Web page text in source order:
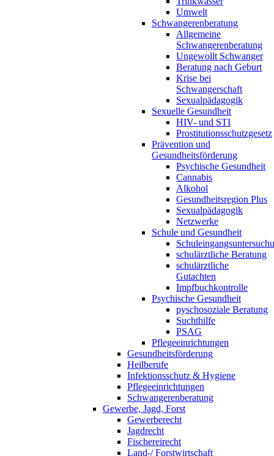
Umwelt
Schwangerenberatung
Allgemeine
Schwangerenberatung
Ungewollt Schwanger
Beratung nach Geburt
Krise bei
Schwangerschaft
Sexualpädagogik
Sexuelle Gesundheit
HIV- und STI
Prostitutionsschutzgesetz
Prävention und
Gesundheitsförderung
Psychische Gesundheit
Cannabis
Alkohol
Gesundheitsregion Plus
Sexualpädagogik
Netzwerke
Schule und Gesundheit
schulärztliche Beratung
schulärztliche
Gutachten
Impfbuchkontrolle
Psychische Gesundheit
pyschosoziale Beratung
Suchthilfe
PSAG
Pflegeeinrichtungen
Gesundheitsförderung
Heilberufe
Infektionsschutz & Hygiene
Pflegeeinrichtungen
Schwangerenberatung
Gewerbe, Jagd, Forst
Gewerberecht
Jagdrecht
Fischereirecht
Land-/ Forstwirtschaft